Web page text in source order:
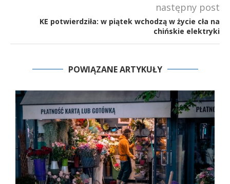
następny post
KE potwierdziła: w piątek wchodzą w życie cła na
chińskie elektryki
POWIĄZANE ARTYKUŁY